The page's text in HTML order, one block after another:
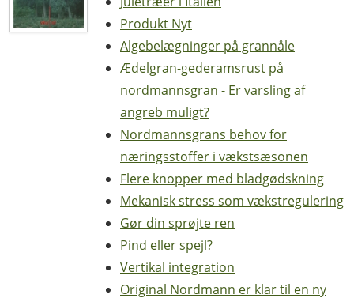
Produkt Nyt
Algebelægninger på grannåle
Ædelgran-gederamsrust på
nordmannsgran - Er varsling af
angreb muligt?
Nordmannsgrans behov for
næringsstoffer i vækstsæsonen
Flere knopper med bladgødskning
Mekanisk stress som vækstregulering
Gør din sprøjte ren
Pind eller spejl?
Vertikal integration
Original Nordmann er klar til en ny